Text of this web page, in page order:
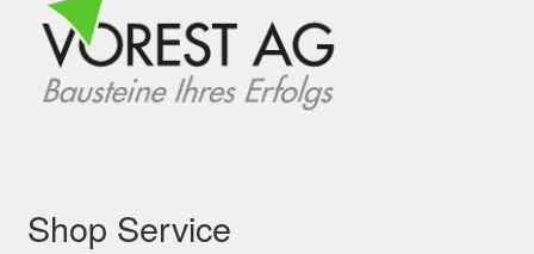
Shop Service